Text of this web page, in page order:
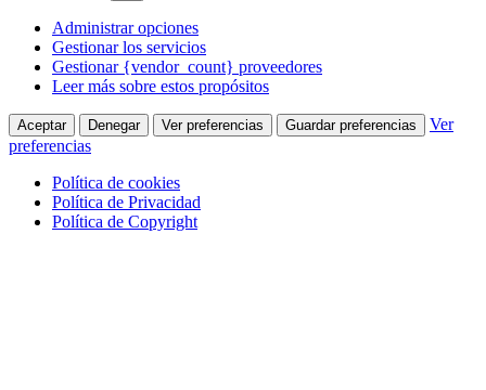
Administrar opciones
Gestionar los servicios
Gestionar {vendor_count} proveedores
Leer más sobre estos propósitos
Aceptar Denegar Ver preferencias Guardar preferencias
Ver
preferencias
Política de cookies
Política de Privacidad
Política de Copyright